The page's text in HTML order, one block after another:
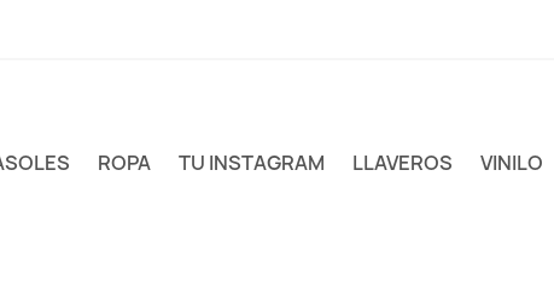
ROPA TU INSTAGRAM LLAVEROS VINILO